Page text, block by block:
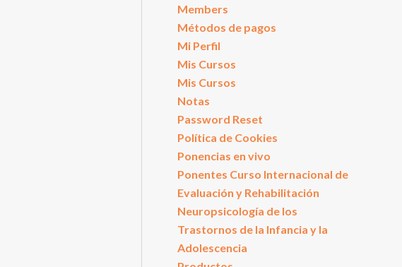
Members
Métodos de pagos
Mi Perfil
Mis Cursos
Mis Cursos
Notas
Password Reset
Política de Cookies
Ponencias en vivo
Ponentes Curso Internacional de
Evaluación y Rehabilitación
Neuropsicología de los
Trastornos de la Infancia y la
Adolescencia